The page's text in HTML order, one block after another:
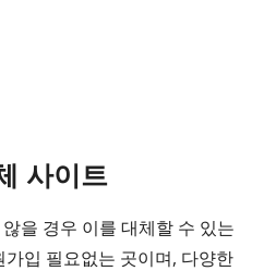
사이트
을 경우 이를 대체할 수 있는
입 필요없는 곳이며, 다양한